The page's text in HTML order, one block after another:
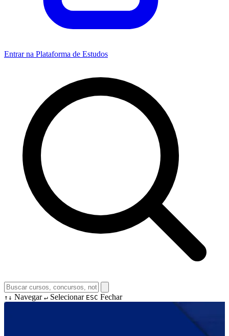
Entrar na Plataforma de Estudos
↑↓ Navegar ↵ Selecionar ESC Fechar